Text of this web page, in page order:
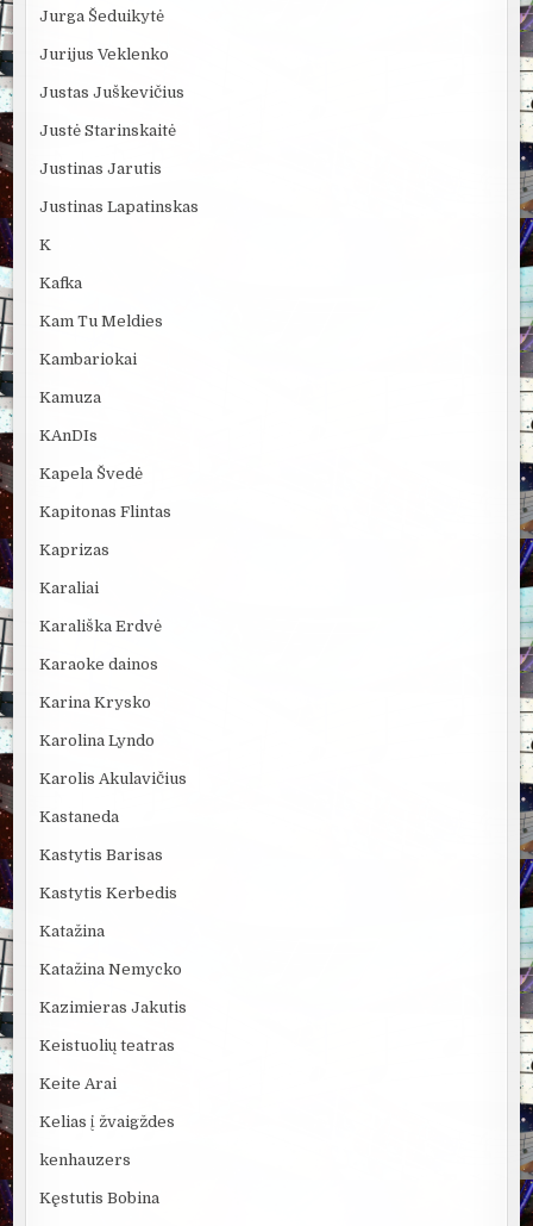
Jurga Šeduikytė
Jurijus Veklenko
Justas Juškevičius
Justė Starinskaitė
Justinas Jarutis
Justinas Lapatinskas
K
Kafka
Kam Tu Meldies
Kambariokai
Kamuza
KAnDIs
Kapela Švedė
Kapitonas Flintas
Kaprizas
Karaliai
Karališka Erdvė
Karaoke dainos
Karina Krysko
Karolina Lyndo
Karolis Akulavičius
Kastaneda
Kastytis Barisas
Kastytis Kerbedis
Katažina
Katažina Nemycko
Kazimieras Jakutis
Keistuolių teatras
Keite Arai
Kelias į žvaigždes
kenhauzers
Kęstutis Bobina